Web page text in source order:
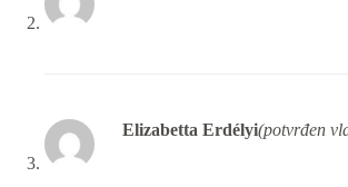
Elizabetta Erdélyi(potvrđen